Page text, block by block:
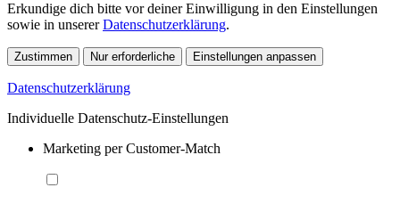
Erkundige dich bitte vor deiner Einwilligung in den Einstellungen
sowie in unsererDatenschutzerklärung.
Zustimmen Nur erforderliche Einstellungen anpassen
Datenschutzerklärung
Individuelle Datenschutz-Einstellungen
Marketing per Customer-Match